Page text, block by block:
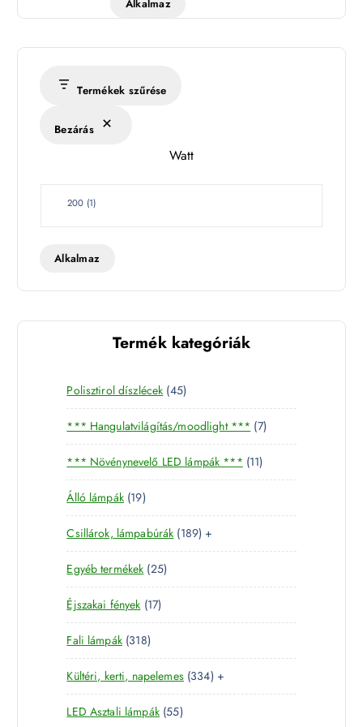
é
s
k
Alkalmaz
Termékek szűrése
Bezárás
Watt
W
t
200 (1)
Alkalmaz
Termék kategóriák
Polisztirol díszlécek 454
5
t
e
r
m
k
*** Hangulatvilágítás/moodlight *** 77
t
r
é
*** Növénynevelő LED lámpák *** 111
1
e
m
k
Álló lámpák 191
9
t
e
r
m
é
k
Csillárok, lámpabúrák 1891
8
t
r
é
k
+
Egyéb termékek 252
5
e
m
é
k
Éjszakai fények 171
7
e
r
m
é
Fali lámpák 3183
1
8
t
e
Kültéri, kerti, napelemes 3343
3
+
LED Asztali lámpák 555